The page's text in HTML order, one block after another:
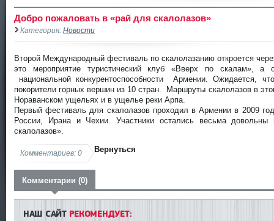
Добро пожаловать в «рай для скалолазов»
Категория: Новости
Второй Международный фестиваль по скалолазанию откроется
это мероприятие туристический клуб «Вверх по скалам»,
национальной конкурентоспособности Армении. Ожидается,
покорители горных вершин из 10 стран. Маршруты скалолазов в
Нораванском ущельях и в ущелье реки Арпа.
Первый фестиваль для скалолазов проходил в Армении в 2009
России, Ирана и Чехии. Участники остались весьма
скалолазов».
Вернуться
Комментариев: 0
Комментарии (0)
НАШ САЙТРЕКОМЕНДУЕТ: